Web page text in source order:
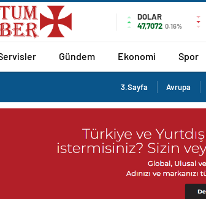
DOLAR
47,7072 0.16%
Gündem Ekonomi Spor
3.Sayfa Avrupa